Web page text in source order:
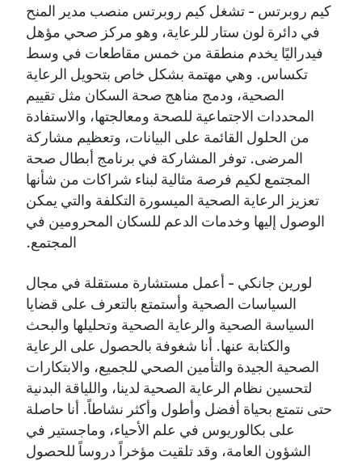
كيم روبرتس - تشغل كيم روبرتس منصب مدير المنح
في دائرة لون ستار للرعاية، وهو مركز صحي مؤهل
فيدراليًا يخدم منطقة من خمس مقاطعات في وسط
تكساس. وهي مهتمة بشكل خاص بتحويل الرعاية
الصحية، ودمج مناهج صحة السكان مثل تقييم
المحددات الاجتماعية للصحة ومعالجتها، والاستفادة
من الحلول القائمة على البيانات، وتعظيم مشاركة
المرضى. توفر المشاركة في برنامج أبطال صحة
المجتمع لكيم فرصة مثالية لبناء شراكات من شأنها
تعزيز الرعاية الصحية الميسورة التكلفة والتي يمكن
الوصول إليها وخدمات الدعم للسكان المحرومين في
المجتمع.
لورين جانكي - أعمل مستشارة مستقلة في مجال
السياسات الصحية وأستمتع بالتعرف على قضايا
السياسة الصحية والرعاية الصحية وتحليلها والبحث
والكتابة عنها. أنا شغوفة بالحصول على الرعاية
الصحية الجيدة والتأمين الصحي للجميع، والابتكارات
لتحسين نظام الرعاية الصحية لدينا، واللياقة البدنية
حتى نتمتع بحياة أفضل وأطول وأكثر نشاطاً. أنا حاصلة
على بكالوريوس في علم الأحياء، وماجستير في
الشؤون العامة، وقد تلقيت مؤخراً دروساً للحصول